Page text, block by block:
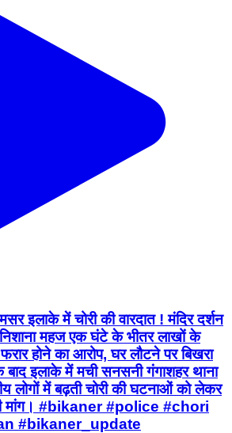
इलाके में चोरी की वारदात ! मंदिर दर्शन
निशाना महज एक घंटे के भीतर लाखों के
होने का आरोप, घर लौटने पर बिखरा
बाद इलाके में मची सनसनी गंगाशहर थाना
लोगों में बढ़ती चोरी की घटनाओं को लेकर
की मांग। #bikaner #police #chori
#bikaner_update